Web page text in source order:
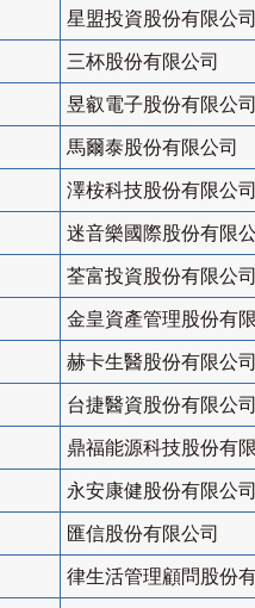
星盟投資股份有限公司
三杯股份有限公司
昱叡電子股份有限公司
馬爾泰股份有限公司
澤桉科技股份有限公司
迷音樂國際股份有限
荃富投資股份有限公司
金皇資產管理股份有
赫卡生醫股份有限公司
台捷醫資股份有限公司
鼎福能源科技股份有
永安康健股份有限公司
匯信股份有限公司
律生活管理顧問股份